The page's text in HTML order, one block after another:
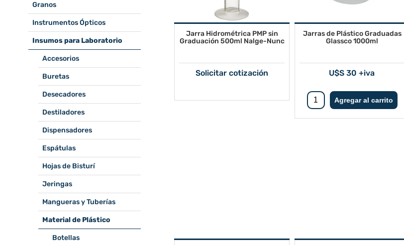
Jarra Hidrométrica PMP sin
Graduación 500ml Nalge-Nunc
Solicitar cotización
Jarras de Plástico Graduadas
Glassco 1000ml
U$S 30 +iva
Granos
Instrumentos Ópticos
Insumos para Laboratorio
Accesorios
Buretas
Desecadores
Destiladores
Dispensadores
Espátulas
Hojas de Bisturí
Jeringas
Mangueras y Tuberías
Material de Plástico
Botellas